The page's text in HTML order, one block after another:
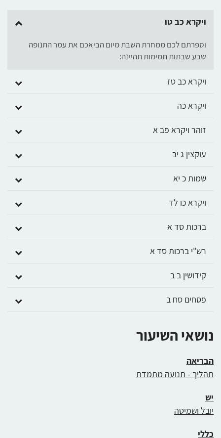
ויקרא כב טו
וספרתם לכם ממחרת השבת מיום הביאכם את עמר התנופה
שבע שבתות תמימות תהיינה:
ויקרא כב טז
ויקרא כה
זוהר ויקרא פב א
עוקצין ג יב
שמות כ יא
ויקרא כו לד
ברכות סד א
רש"י ברכות סד א
קידושין ב ב
פסחים סח ב
נושאי השיעור
הבריאה
תהליך - תנועה מתמדת
יש
יובל ושמיטה
כללי